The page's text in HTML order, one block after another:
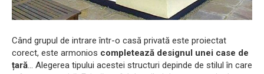
Când grupul de intrare într-o casă privată este proiectat
corect, este armonios completează designul unei case de
țară... Alegerea tipului acestei structuri depinde de stilul în care